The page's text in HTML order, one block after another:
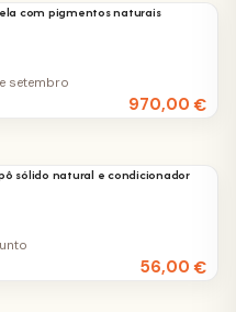
com pigmentos naturais
970,00€
setembro
sólido natural e condicionador
56,00€